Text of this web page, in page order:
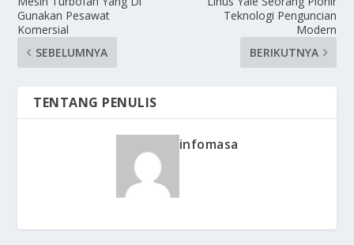
Gunakan Pesawat
Komersial
SEBELUMNYA
Teknologi Penguncian
Modern
BERIKUTNYA
TENTANG PENULIS
infomasa